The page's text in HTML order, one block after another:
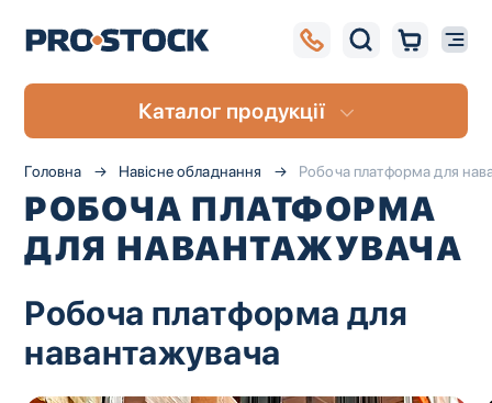
Головна Навісне обладнання Робоча платформа для
РОБОЧА ПЛАТФОРМА
ДЛЯ НАВАНТАЖУВАЧА
Робоча платформа для
навантажувача
Каталог продукції